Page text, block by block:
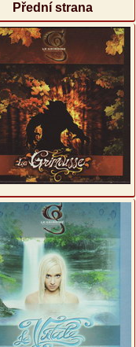
Přední strana